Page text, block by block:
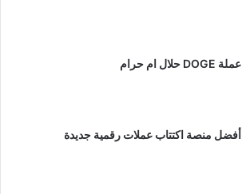
عملة DOGE حلال ام حرام
أفضل منصة اكتتاب عملات رقمية جديدة